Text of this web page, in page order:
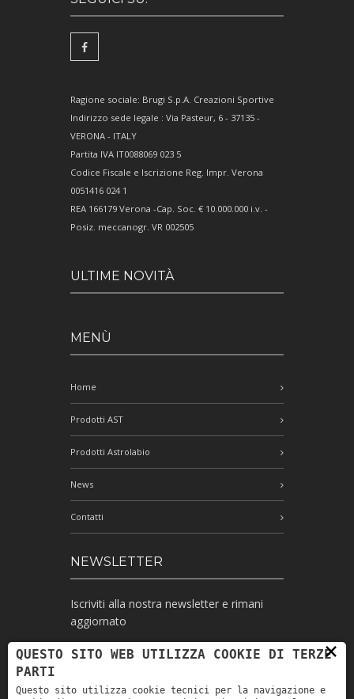
Ragione sociale: Brugi S.p.A. Creazioni Sportive
Indirizzo sede legale : Via Pasteur, 6 - 37135 -
VERONA - ITALY
Partita IVA IT0088069 023 5
Codice Fiscale e Iscrizione Reg. Impr. Verona
0051416 024 1
REA 166179 Verona -Cap. Soc. € 10.000.000 i.v. -
Posiz. meccanogr. VR 002505
ULTIME NOVITÀ
MENÙ
Home
Prodotti AST
Prodotti Astrolabio
News
Contatti
NEWSLETTER
Iscriviti alla nostra newsletter e rimani
aggiornato
Ho letto l'informativa e autorizzo il
×
QUESTO SITO WEB UTILIZZA COOKIE DI TERZE
PARTI
Questo sito utilizza cookie tecnici per la navigazione e